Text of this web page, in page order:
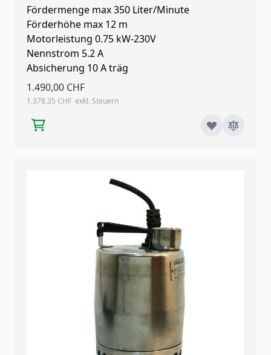
Fördermenge max 350 Liter/Minute
Förderhöhe max 12 m
Motorleistung 0.75 kW-230V
Nennstrom 5.2 A
Absicherung 10 A träg
1.490,00 CHF
1.378,35 CHF